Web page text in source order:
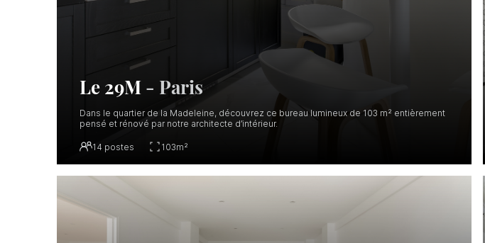
Le 29M - Paris
Dans le quartier de la Madeleine, découvrez ce bureau lumineux de 103 m² entièrement
pensé et rénové par notre architecte d’intérieur.
14 postes 103m²